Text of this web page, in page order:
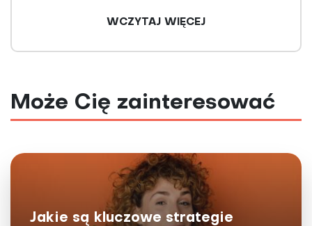
Jak dbać o serce? Trzy kluczowe
składniki zdrowej diety
WCZYTAJ WIĘCEJ
Może Cię zainteresować
Jakie są kluczowe strategie